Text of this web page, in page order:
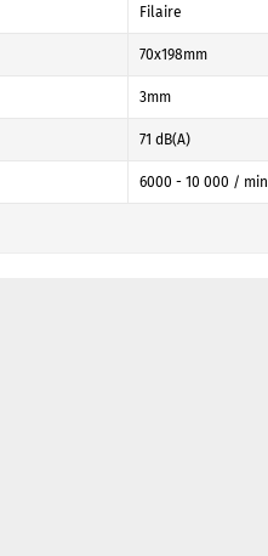
Filaire
70x198mm
3mm
71 dB(A)
6000 - 10 000 / min